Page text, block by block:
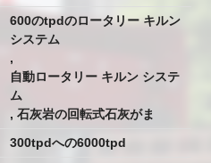
600のtpdのロータリー キルン
システム
,
自動ロータリー キルン システ
ム
,石灰岩の回転式石灰がま
300tpdへの6000tpd